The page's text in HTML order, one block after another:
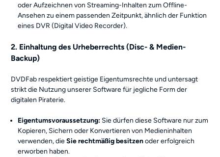
oder Aufzeichnen von Streaming-Inhalten zum Offline-
Ansehen zu einem passenden Zeitpunkt, ähnlich der Funktion
eines DVR (Digital Video Recorder).
2. Einhaltung des Urheberrechts (Disc- & Medien-
Backup)
DVDFab respektiert geistige Eigentumsrechte und untersagt
strikt die Nutzung unserer Software für jegliche Form der
digitalen Piraterie.
Eigentumsvoraussetzung: Sie dürfen diese Software nur zum
Kopieren, Sichern oder Konvertieren von Medieninhalten
verwenden, dieSie rechtmäßig besitzenoder erfolgreich
erworben haben.